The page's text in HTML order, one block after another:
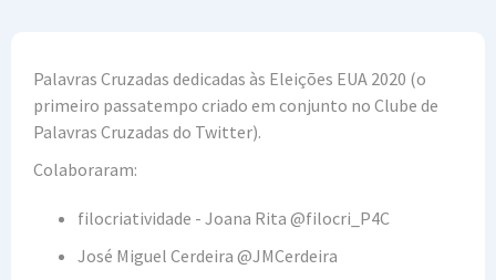
Palavras Cruzadas dedicadas às Eleições EUA 2020 (o
primeiro passatempo criado em conjunto no Clube de
Palavras Cruzadas do Twitter).
Colaboraram:
filocriatividade - Joana Rita @filocri_P4C
José Miguel Cerdeira @JMCerdeira